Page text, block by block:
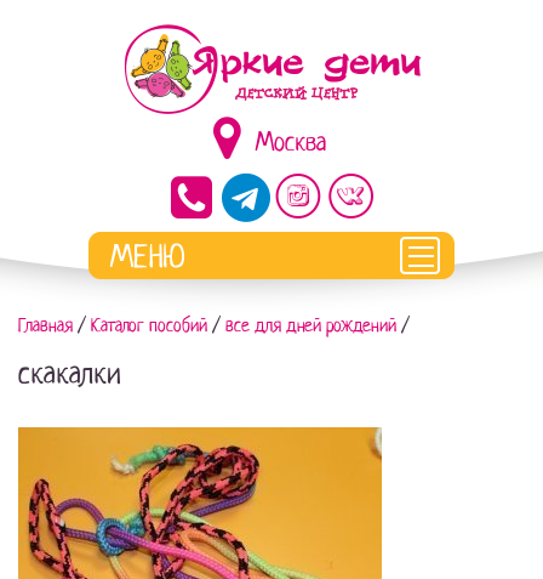
Москва
Главная / Каталог пособий / все для дней рождений /
скакалки